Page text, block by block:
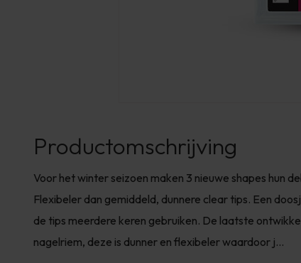
Productomschrijving
Voor het winter seizoen maken 3 nieuwe shapes hun
Flexibeler dan gemiddeld, dunnere clear tips. Een
de tips meerdere keren gebruiken. De laatste
nagelriem, deze is dunner en flexibeler waardoor j...